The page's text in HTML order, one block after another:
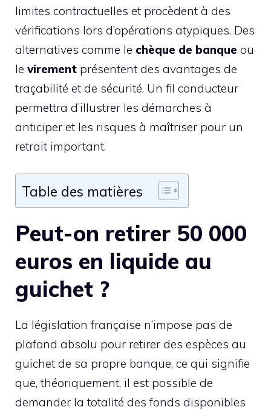
limites contractuelles et procèdent à des
vérifications lors d’opérations atypiques. Des
alternatives comme le chèque de banque ou
le virement présentent des avantages de
traçabilité et de sécurité. Un fil conducteur
permettra d’illustrer les démarches à
anticiper et les risques à maîtriser pour un
retrait important.
Table des matières
Peut-on retirer 50 000
euros en liquide au
guichet ?
La législation française n’impose pas de
plafond absolu pour retirer des espèces au
guichet de sa propre banque, ce qui signifie
que, théoriquement, il est possible de
demander la totalité des fonds disponibles